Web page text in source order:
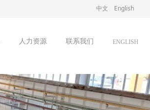
人力资源 联系我们
中文 English
ENGLISH